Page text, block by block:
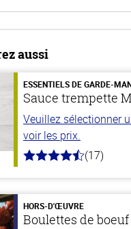
aussi
ESSENTIELS DE GARDE-
Sauce trempette
Veuillez sélectionner
voir les prix.
4.8
stars
(17)
HORS-D'ŒUVRE
Boulettes de